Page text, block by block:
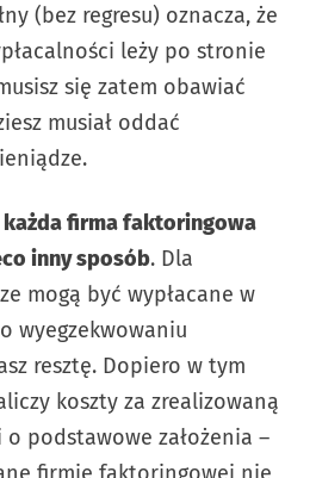
(bez regresu) oznacza, że
leży po stronie
się zatem obawiać
musiał oddać
każda firma faktoringowa
inny sposób. Dla
mogą być wypłacane w
wyegzekwowaniu
resztę. Dopiero w tym
koszty za zrealizowaną
o podstawowe założenia –